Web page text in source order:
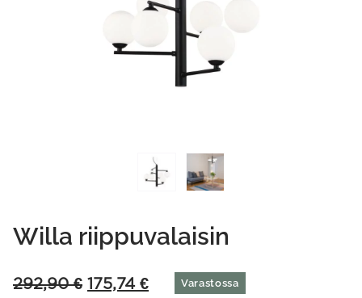
Willa riippuvalaisin
292,90€ Original
175,74 €CurrentVarastossa